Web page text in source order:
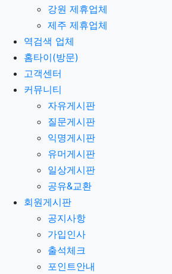
강원 제휴업체
제주 제휴업체
역검색 업체
홈타이(방문)
고객센터
커뮤니티
자유게시판
질문게시판
익명게시판
유머게시판
일상게시판
공유&교환
회원게시판
공지사항
가입인사
출석체크
포인트안내